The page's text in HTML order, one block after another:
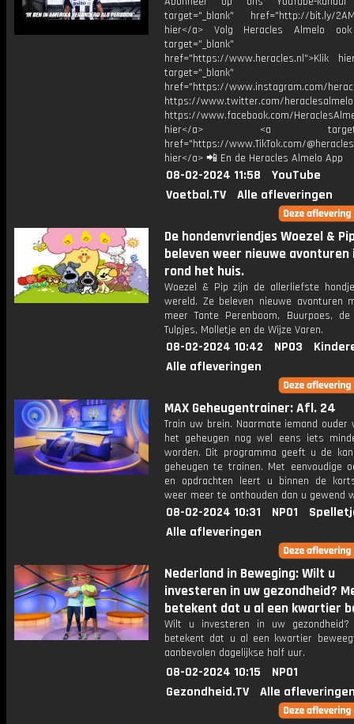
target="_blank" href="http://bit.ly/
hier</a> Volg Heracles Almelo
target="_blank"
href="https://www.heracles.nl">Klik
target="_blank"
href="https://www.instagram.com/
https://www.twitter.com/heraclesalmelo
https://www.facebook.com/
hier</a> <a
href="https://www.TikTok.com/
hier</a> 📲 En de Heracles Almelo App
08-02-2024 11:58
YouTube
Voetbal.TV
Alle afleveringen
De hondenvriendjes Woezel &
beleven weer nieuwe avonturen
rond het huis.
Woezel & Pip zijn de allerliefste
wereld. Ze beleven nieuwe avonturen
meer Tante Perenboom, Buurpoes, de
Tulpjes, Molletje en de Wijze Varen.
08-02-2024 10:42 NPO3
Alle afleveringen
MAX Geheugentrainer: Afl. 24
Train uw brein. Naarmate iemand ouder
het geheugen nog wel eens iets
worden. Dit programma geeft u de
geheugen te trainen. Met eenvoudige
en opdrachten leert u binnen de
weer meer te onthouden dan u gewend
08-02-2024 10:31 NPO1
Alle afleveringen
Nederland in Beweging: Wilt u
investeren in uw gezondheid?
betekent dat u al een kwartier
Wilt u investeren in uw gezondheid?
betekent dat u al een kwartier
aanbevolen dagelijkse half uur.
08-02-2024 10:15
NPO1
Gezondheid.TV
Alle